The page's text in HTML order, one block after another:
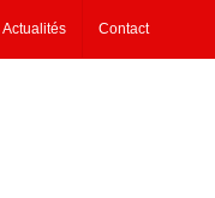
Actualités Contact